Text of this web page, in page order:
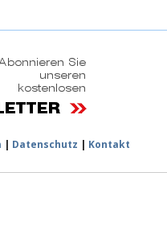
| Datenschutz | Kontakt